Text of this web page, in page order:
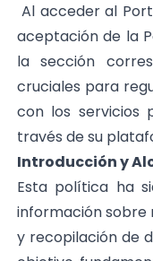
Al acceder al
aceptación de la
la sección
cruciales para
con los servicios
través de su
Introducción y
Esta política ha
información sobre
y recopilación de